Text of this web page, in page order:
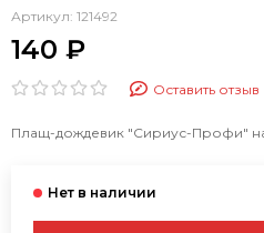
Артикул: 121492
140 ₽
Оставить отзыв
Плащ-дождевик "Сириус-Профи"